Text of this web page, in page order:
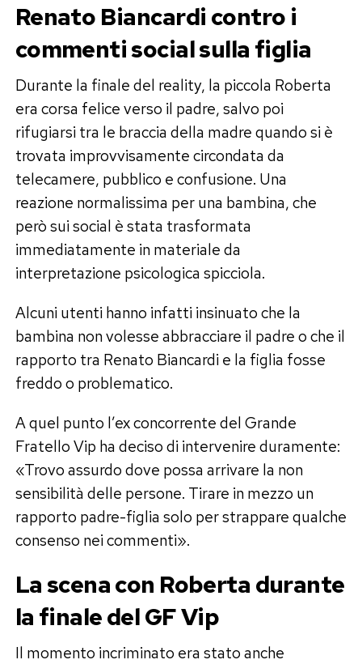
Renato Biancardi contro i
commenti social sulla figlia
Durante la finale del reality, la piccola Roberta
era corsa felice verso il padre, salvo poi
rifugiarsi tra le braccia della madre quando si è
trovata improvvisamente circondata da
telecamere, pubblico e confusione. Una
reazione normalissima per una bambina, che
però sui social è stata trasformata
immediatamente in materiale da
interpretazione psicologica spicciola.
Alcuni utenti hanno infatti insinuato che la
bambina non volesse abbracciare il padre o che il
rapporto tra Renato Biancardi e la figlia fosse
freddo o problematico.
A quel punto l’ex concorrente del Grande
Fratello Vip ha deciso di intervenire duramente:
«Trovo assurdo dove possa arrivare la non
sensibilità delle persone. Tirare in mezzo un
rapporto padre-figlia solo per strappare qualche
consenso nei commenti».
La scena con Roberta durante
la finale del GF Vip
Il momento incriminato era stato anche